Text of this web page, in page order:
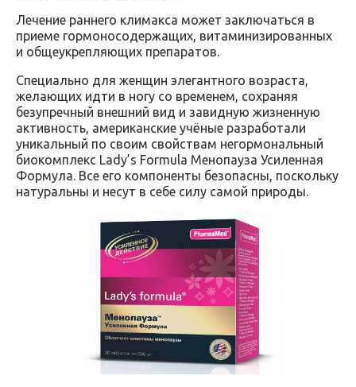
Лечение раннего климакса может заключаться в
приеме гормоносодержащих, витаминизированных
и общеукрепляющих препаратов.
Специально для женщин элегантного возраста,
желающих идти в ногу со временем, сохраняя
безупречный внешний вид и завидную жизненную
активность, американские учёные разработали
уникальный по своим свойствам негормональный
биокомплекс Lady’s Formula Менопауза Усиленная
Формула. Все его компоненты безопасны, поскольку
натуральны и несут в себе силу самой природы.